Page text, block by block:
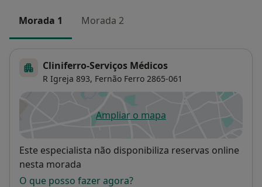
Morada 1 Morada 2
Cliniferro-Serviços Médicos
R Igreja 893, Fernão Ferro 2865-061
Ampliar o mapaabre num novo separador
Disponibilidade
Este especialista não disponibiliza reservas online
nesta morada
O que posso fazer agora?